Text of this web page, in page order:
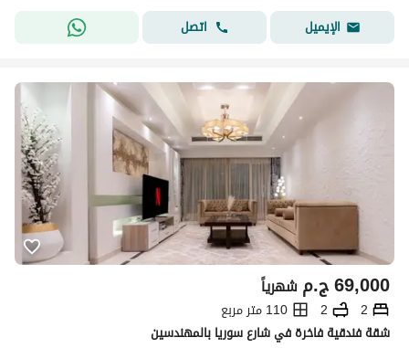
الإيميل
اتصل
ج.م69,000 شهرياً
2
2
110 متر مربع
شقة فندقية فاخرة في شارع سوريا بالمهندسين